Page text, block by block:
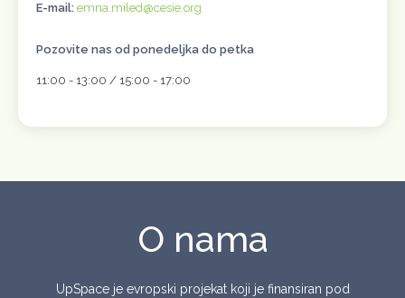
E-mail: emna.miled@cesie.org
Pozovite nas od ponedeljka do petka
11:00 - 13:00 / 15:00 - 17:00
O nama
UpSpace je evropski projekat koji je finansiran pod